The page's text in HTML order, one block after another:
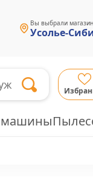
Вы выбрали
Усолье-
машины